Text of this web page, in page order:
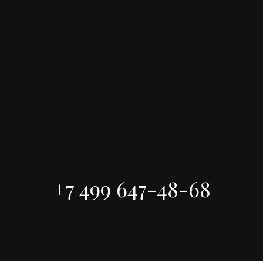
+7 499 647-48-68